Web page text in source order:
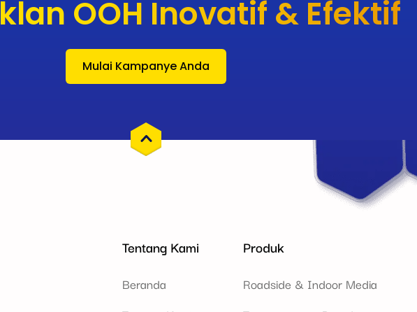
OOH Inovatif & Efektif
Mulai Kampanye Anda
Tentang Kami
Beranda
Produk
Roadside & Indoor Media